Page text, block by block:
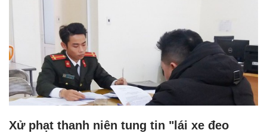
Xử phạt thanh niên tung tin "lái xe đeo